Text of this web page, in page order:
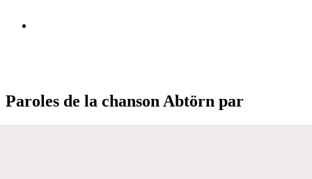
Paroles de la chanson Abtörn par